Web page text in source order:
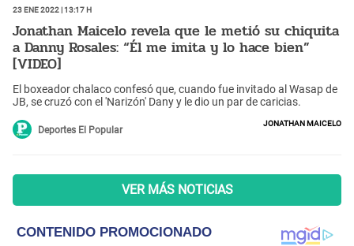
23 Ene 2022 | 13:17 h
Jonathan Maicelo revela que le metió su chiquita
a Danny Rosales: “Él me imita y lo hace bien”
[VIDEO]
El boxeador chalaco confesó que, cuando fue invitado al Wasap de
JB, se cruzó con el 'Narizón' Dany y le dio un par de caricias.
Deportes El Popular
Jonathan Maicelo
VER MÁS NOTICIAS